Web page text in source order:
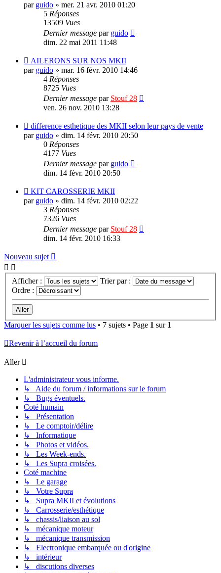
par guido » mer. 21 avr. 2010 01:20
5 Réponses
13509 Vues
Dernier message par guido
dim. 22 mai 2011 11:48
AILERONS SUR NOS MKII
par guido » mar. 16 févr. 2010 14:46
4 Réponses
8725 Vues
Dernier message par Stouf 28
ven. 26 nov. 2010 13:28
difference esthetique des MKII selon leur pays de vente
par guido » dim. 14 févr. 2010 20:50
0 Réponses
4177 Vues
Dernier message par guido
dim. 14 févr. 2010 20:50
KIT CAROSSERIE MKII
par guido » dim. 14 févr. 2010 02:22
3 Réponses
7326 Vues
Dernier message par Stouf 28
dim. 14 févr. 2010 16:33
Nouveau sujet
Afficher :
Trier par :
Ordre :
Marquer les sujets comme lus • 7 sujets • Page 1 sur 1
Revenir à l’accueil du forum
Aller
L'administrateur vous informe.
↳ Aide du forum / informations sur le forum
↳ Bugs éventuels.
Coté humain
↳ Présentation
↳ Le comptoir/délire
↳ Informatique
↳ Photos et vidéos.
↳ Les Week-ends.
↳ Les Supra croisées.
Coté machine
↳ Le garage
↳ Votre Supra
↳ Supra MKII et évolutions
↳ Carrosserie/esthétique
↳ chassis/liaison au sol
↳ mécanique moteur
↳ mécanique transmission
↳ Electronique embarquée ou d'origine
↳ intérieur
↳ discutions diverses